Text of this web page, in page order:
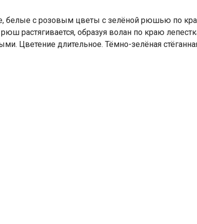
белые с розовым цветы с зелёной рюшью по
растягивается, образуя волан по краю
Цветение длительное. Тёмно-зелёная